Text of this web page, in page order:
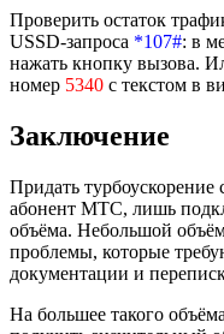
Проверить остаток
USSD-запроса *107#: в
нажать кнопку вызова.
номер 5340 с текстом в
Заключение
Придать
абонент МТС, лишь
объёма. Небольшой
проблемы, которые
документации и
На большее такого